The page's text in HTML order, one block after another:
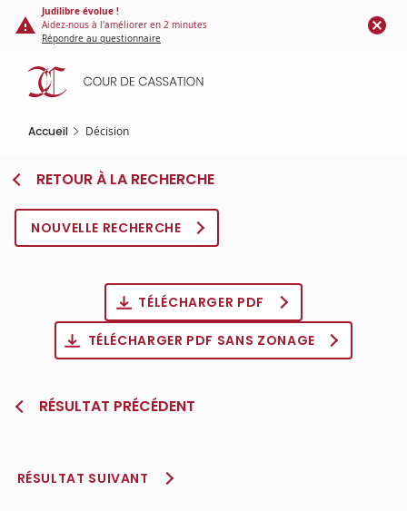
Panneau de gestion des cookies
contenu
principal
Judilibre évolue !
Aidez-nous à l'améliorer en 2 minutes
Répondre au questionnaire
Accueil Décision
RETOUR À LA RECHERCHE
NOUVELLE RECHERCHE
TÉLÉCHARGER PDF
TÉLÉCHARGER PDF SANS ZONAGE
RÉSULTAT PRÉCÉDENT
RÉSULTAT SUIVANT